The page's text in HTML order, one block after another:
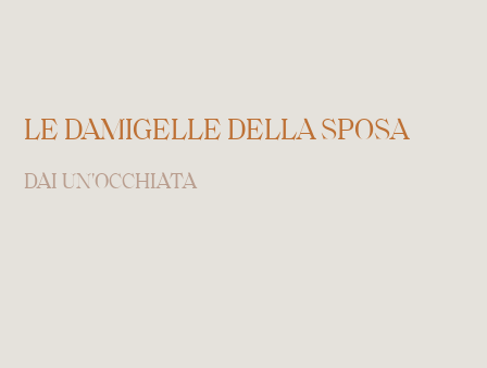
LE DAMIGELLE DELLA SPOSA
DAI UN'OCCHIATA